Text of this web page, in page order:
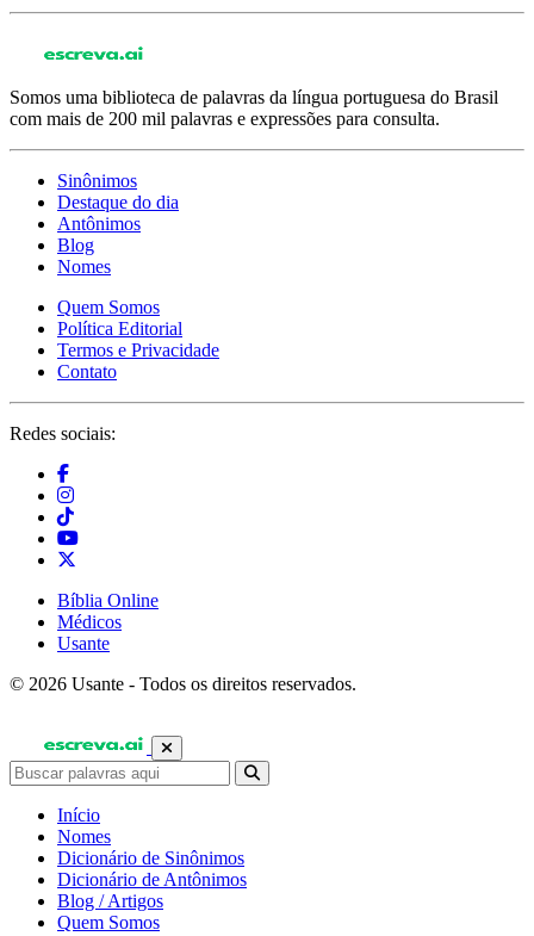
Somos uma biblioteca de palavras da língua portuguesa do Brasil
com mais de 200 mil palavras e expressões para consulta.
Sinônimos
Destaque do dia
Antônimos
Blog
Nomes
Quem Somos
Política Editorial
Termos e Privacidade
Contato
Redes sociais:
Bíblia Online
Médicos
Usante
© 2026 Usante - Todos os direitos reservados.
Início
Nomes
Dicionário de Sinônimos
Dicionário de Antônimos
Blog / Artigos
Quem Somos